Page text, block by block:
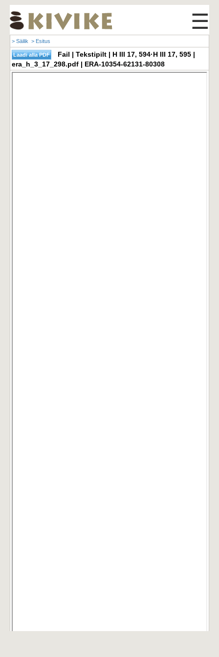
☰
> Säilik > Esitus
Fail | Tekstipilt | H III 17, 594·H III 17, 595 |
era_h_3_17_298.pdf | ERA-10354-62131-80308